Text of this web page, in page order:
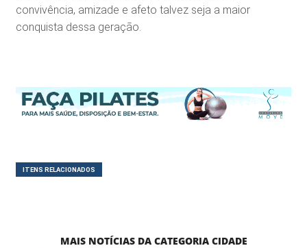
convivência, amizade e afeto talvez seja a maior
conquista dessa geração.
ITENS RELACIONADOS
MAIS NOTÍCIAS DA CATEGORIA CIDADE